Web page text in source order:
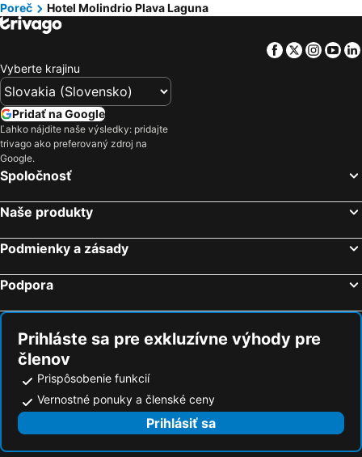
Poreč
Hotel Molindrio Plava Laguna
Facebook
Twitter
Vyberte krajinu
Pridať na Google
Ľahko nájdite naše výsledky: pridajte
trivago ako preferovaný zdroj na
Google.
Spoločnosť
Naše produkty
Podmienky a zásady
Podpora
Prihláste sa pre exkluzívne výhody pre
členov
Prispôsobenie funkcií
Vernostné ponuky a členské ceny
Prihlásiť sa